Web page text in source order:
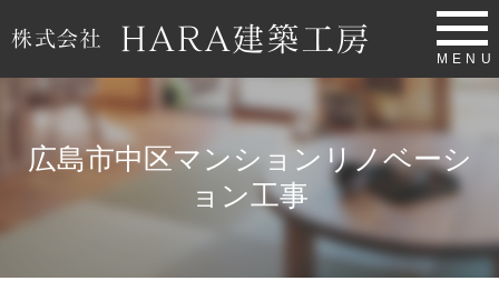
MENU
広島市中区マンションリノベーシ
ョン工事